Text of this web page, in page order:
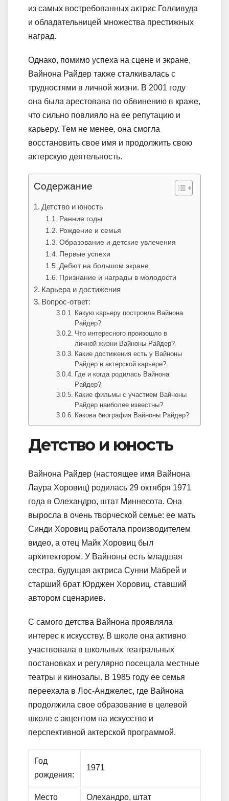
из самых востребованных актрис Голливуда
и обладательницей множества престижных
наград.
Однако, помимо успеха на сцене и экране,
Вайнона Райдер также сталкивалась с
трудностями в личной жизни. В 2001 году
она была арестована по обвинению в краже,
что сильно повлияло на ее репутацию и
карьеру. Тем не менее, она смогла
восстановить свое имя и продолжить свою
актерскую деятельность.
Содержание
Детство и юность
Ранние годы
Рождение и семья
Образование и детские увлечения
Первые успехи
Дебют на большом экране
Признание и награды в молодости
Карьера и достижения
Вопрос-ответ:
Какую карьеру построила Вайнона
Райдер?
Что интересного произошло в
личной жизни Вайноны Райдер?
Какие достижения есть у Вайноны
Райдер в актерской карьере?
Где и когда родилась Вайнона
Райдер?
Какие фильмы с участием Вайноны
Райдер наиболее известны?
Какова биография Вайноны Райдер?
Детство и юность
Вайнона Райдер (настоящее имя Вайнона
Лаура Хоровиц) родилась 29 октября 1971
года в Олехандро, штат Миннесота. Она
выросла в очень творческой семье: ее мать
Синди Хоровиц работала производителем
видео, а отец Майк Хоровиц был
архитектором. У Вайноны есть младшая
сестра, будущая актриса Сунни Мабрей и
старший брат Юрджен Хоровиц, ставший
автором сценариев.
С самого детства Вайнона проявляла
интерес к искусству. В школе она активно
участвовала в школьных театральных
постановках и регулярно посещала местные
театры и кинозалы. В 1985 году ее семья
переехала в Лос-Анджелес, где Вайнона
продолжила свое образование в целевой
школе с акцентом на искусство и
перспективной актерской программой.
Год
рождения:
1971
Место Олехандро, штат